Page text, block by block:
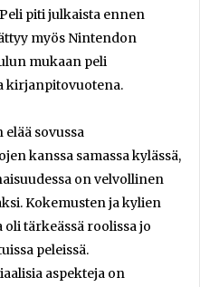
piti julkaista ennen
myös Nintendon
mukaan peli
kirjanpitovuotena.
sovussa
kanssa samassa kylässä,
on velvollinen
Kokemusten ja kylien
tärkeässä roolissa jo
peleissä.
aspekteja on